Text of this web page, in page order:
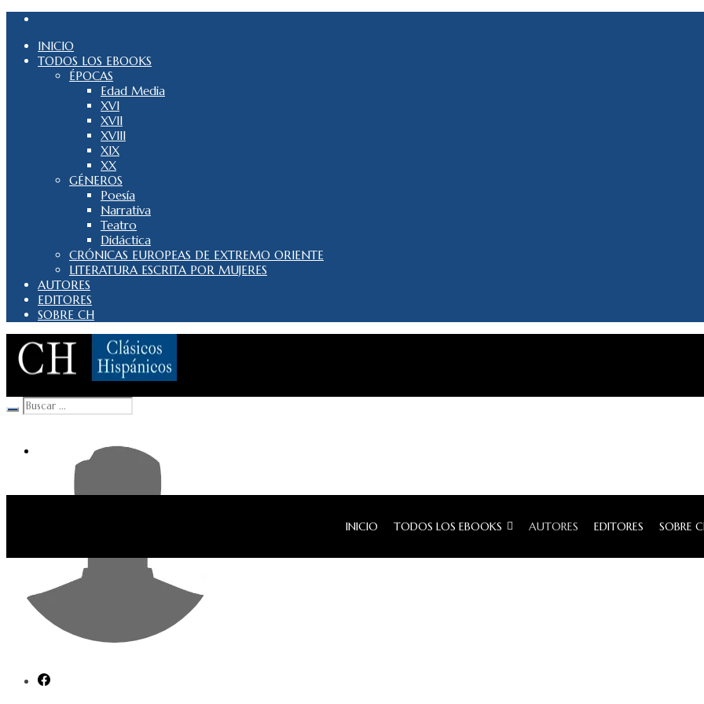
INICIO
TODOS LOS EBOOKS
ÉPOCAS
Edad Media
XVI
XVII
XVIII
XIX
XX
GÉNEROS
Poesía
Narrativa
Teatro
Didáctica
CRÓNICAS EUROPEAS DE EXTREMO ORIENTE
LITERATURA ESCRITA POR MUJERES
AUTORES
EDITORES
SOBRE CH
INICIO TODOS LOS EBOOKS AUTORES EDITORES SOBRE